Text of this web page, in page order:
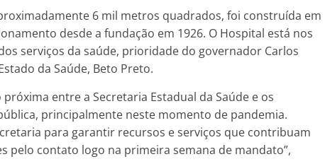
6 mil metros quadrados, foi construída em
desde a fundação em 1926. O Hospital está nos
serviços da saúde, prioridade do governador Carlos
da Saúde, Beto Preto.
entre a Secretaria Estadual da Saúde e os
principalmente neste momento de pandemia.
para garantir recursos e serviços que contribuam
pelo contato logo na primeira semana de mandato”,